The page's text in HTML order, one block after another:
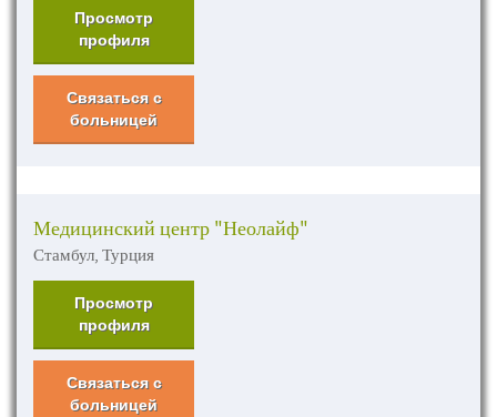
Просмотр
профиля
Связаться с
больницей
Медицинский центр "Неолайф"
Стамбул, Турция
Просмотр
профиля
Связаться с
больницей